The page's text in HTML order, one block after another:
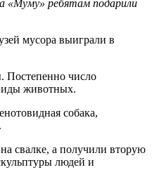
«Муму» ребятам подарили
мусора выиграли в
Постепенно число
животных.
собака,
свалке, а получили вторую
людей и